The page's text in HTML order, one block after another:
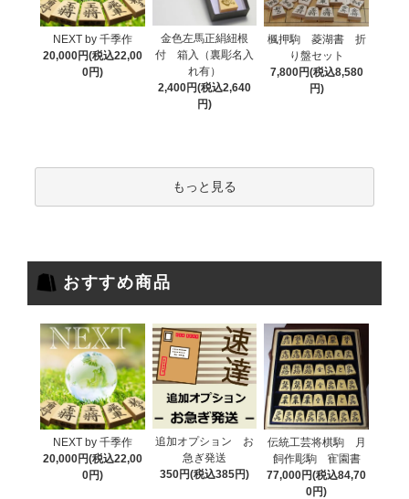
NEXT by 千季作
20,000円(税込22,00
0円)
金色左馬正絹紐根
付 箱入（裏彫名入
れ有）
2,400円(税込2,640
円)
楓押駒 菱湖書 折
り盤セット
7,800円(税込8,580
円)
もっと見る
おすすめ商品
NEXT by 千季作
20,000円(税込22,00
0円)
追加オプション お
急ぎ発送
350円(税込385円)
伝統工芸将棋駒 月
飼作彫駒 寉園書
77,000円(税込84,70
0円)